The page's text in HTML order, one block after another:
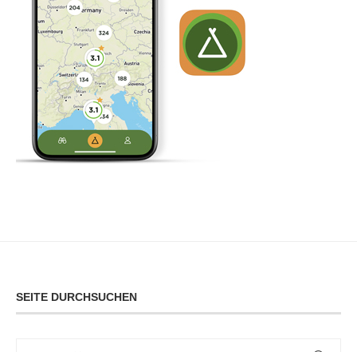
SEITE DURCHSUCHEN